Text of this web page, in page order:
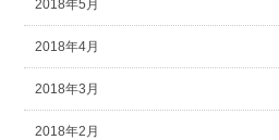
2018年5月
2018年4月
2018年3月
2018年2月